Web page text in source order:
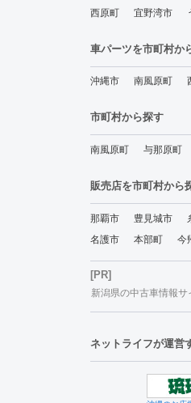
西原町 宜野湾市
車パーツを市町村か
沖縄市 南風原町
市町村から探す
南風原町 与那原町
販売店を市町村から
那覇市 豊見城市
名護市
本部町 今
[PR]
新潟県の中古車情報サ
ネットライフが運営